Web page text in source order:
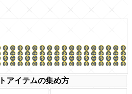
アイテムの集め方